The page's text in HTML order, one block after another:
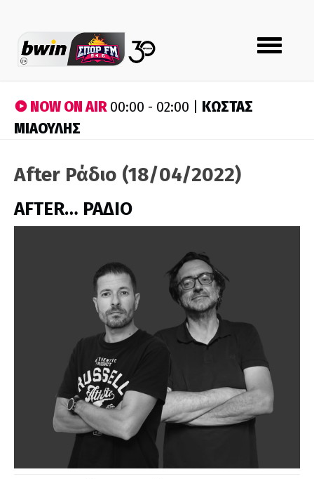
Toggle
navigation
NOW ON AIR00:00 - 02:00 | ΚΩΣΤΑΣ
ΜΙΑΟΥΛΗΣ
After Ράδιο (18/04/2022)
AFTER… ΡΑΔΙΟ